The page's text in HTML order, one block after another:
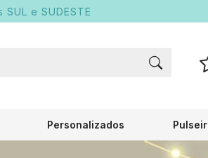
e SUDESTE
Personalizados